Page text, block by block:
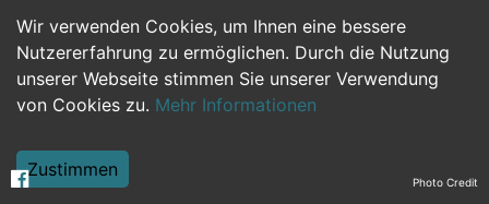
Wir verwenden Cookies, um Ihnen eine bessere
Nutzererfahrung zu ermöglichen. Durch die Nutzung
unserer Webseite stimmen Sie unserer Verwendung
von Cookies zu. Mehr Informationen
Zustimmen
Personalwesen Assistenz, Sekretariat
Hilfskräfte, Aushilfs- und Nebenjobs
Weiterbildung, Studium, duale Ausbildung Photo Credit